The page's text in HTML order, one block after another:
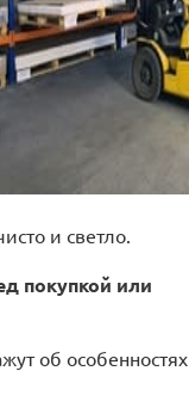
и светло.
покупкой или
об особенностях